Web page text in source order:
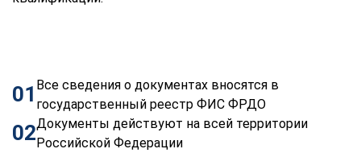
01 Все сведения о документах вносятся в
государственный реестр ФИС ФРДО
02Документы действуют на всей территории
Российской Федерации